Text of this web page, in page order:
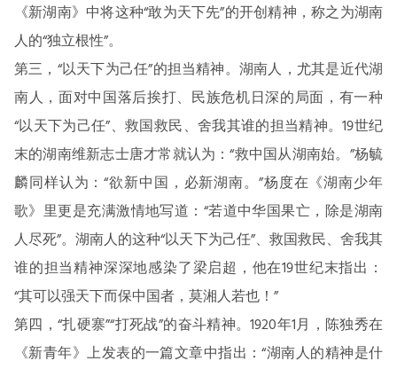
《新湖南》中将这种“敢为天下先”的开创精神，称之为湖南
人的“独立根性”。
第三，“以天下为己任”的担当精神。湖南人，尤其是近代湖
南人，面对中国落后挨打、民族危机日深的局面，有一种
“以天下为己任”、救国救民、舍我其谁的担当精神。19世纪
末的湖南维新志士唐才常就认为：“救中国从湖南始。”杨毓
麟同样认为：“欲新中国，必新湖南。”杨度在《湖南少年
歌》里更是充满激情地写道：“若道中华国果亡，除是湖南
人尽死”。湖南人的这种“以天下为己任”、救国救民、舍我其
谁的担当精神深深地感染了梁启超，他在19世纪末指出：
“其可以强天下而保中国者，莫湘人若也！”
第四，“扎硬寨”“打死战”的奋斗精神。1920年1月，陈独秀在
《新青年》上发表的一篇文章中指出：“湖南人的精神是什